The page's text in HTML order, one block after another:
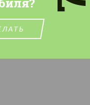
МНОЙ
языке
МНОЙ
языке